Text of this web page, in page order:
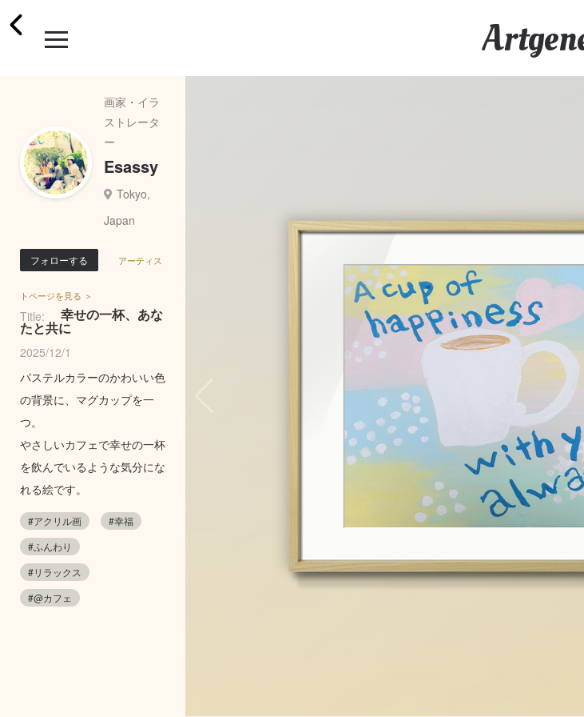
画家・イラ
ストレータ
ー
Esassy
Tokyo,
Japan
フォローする アーティス
トページを見る ＞
Title: 幸せの一杯、あな
たと共に
2025/12/1
パステルカラーのかわいい色
の背景に、マグカップを一
つ。
やさしいカフェで幸せの一杯
を飲んでいるような気分にな
れる絵です。
#アクリル画
#幸福
#ふんわり
#リラックス
#@カフェ